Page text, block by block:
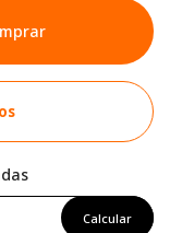
Calcular